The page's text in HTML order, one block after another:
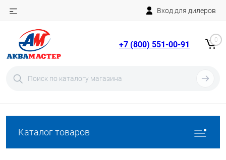
Вход для дилеров
+7 (800) 551-00-91 0
Каталог товаров